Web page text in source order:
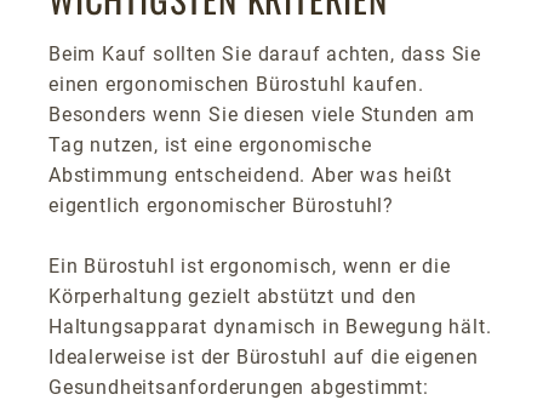
Beim Kauf sollten Sie darauf achten, dass Sie
einen ergonomischen Bürostuhl kaufen.
Besonders wenn Sie diesen viele Stunden am
Tag nutzen, ist eine ergonomische
Abstimmung entscheidend. Aber was heißt
eigentlich ergonomischer Bürostuhl?
Ein Bürostuhl ist ergonomisch, wenn er die
Körperhaltung gezielt abstützt und den
Haltungsapparat dynamisch in Bewegung hält.
Idealerweise ist der Bürostuhl auf die eigenen
Gesundheitsanforderungen abgestimmt: